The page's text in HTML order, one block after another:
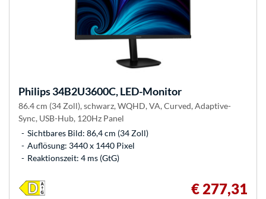
Philips34B2U3600C, LED-Monitor
86.4 cm (34 Zoll), schwarz, WQHD, VA, Curved, Adaptive-
Sync, USB-Hub, 120Hz Panel
Sichtbares Bild: 86,4 cm (34 Zoll)
Auflösung: 3440 x 1440 Pixel
Reaktionszeit: 4 ms (GtG)
€ 277,31